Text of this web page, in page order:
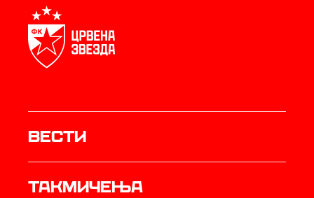
Вести
Такмичења